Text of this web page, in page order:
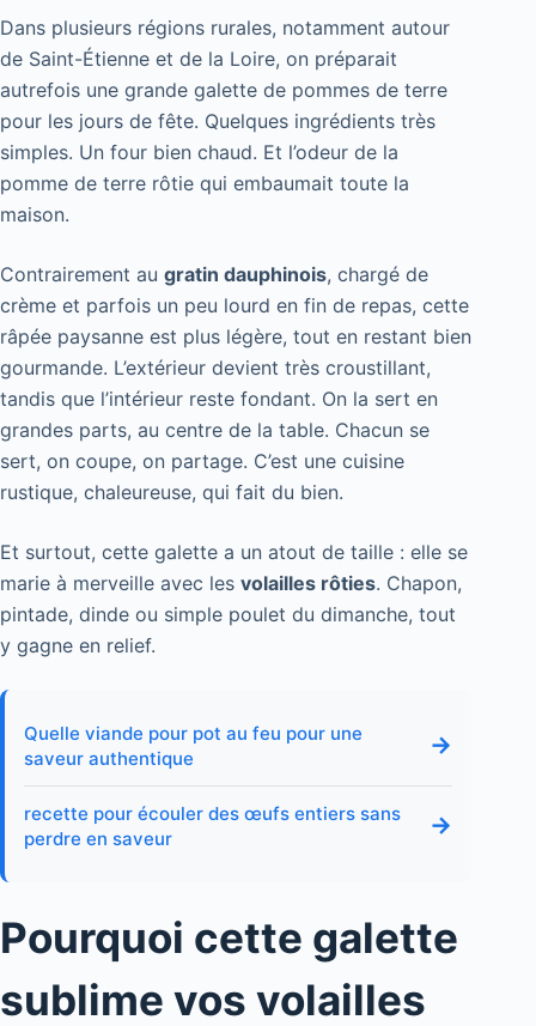
Dans plusieurs régions rurales, notamment autour
de Saint-Étienne et de la Loire, on préparait
autrefois une grande galette de pommes de terre
pour les jours de fête. Quelques ingrédients très
simples. Un four bien chaud. Et l’odeur de la
pomme de terre rôtie qui embaumait toute la
maison.
Contrairement au gratin dauphinois, chargé de
crème et parfois un peu lourd en fin de repas, cette
râpée paysanne est plus légère, tout en restant bien
gourmande. L’extérieur devient très croustillant,
tandis que l’intérieur reste fondant. On la sert en
grandes parts, au centre de la table. Chacun se
sert, on coupe, on partage. C’est une cuisine
rustique, chaleureuse, qui fait du bien.
Et surtout, cette galette a un atout de taille : elle se
marie à merveille avec les volailles rôties. Chapon,
pintade, dinde ou simple poulet du dimanche, tout
y gagne en relief.
Quelle viande pour pot au feu pour une
saveur authentique
→
recette pour écouler des œufs entiers sans
perdre en saveur
→
Pourquoi cette galette
sublime vos volailles